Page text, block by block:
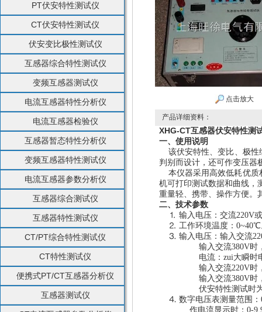
PT伏安特性测试仪
CT伏安特性测试仪
伏安变比极性测试仪
互感器综合特性测试仪
变频互感器测试仪
电流互感器特性分析仪
电流互感器检验仪
互感器暂态特性分析仪
变频互感器特性测试仪
电流互感器参数分析仪
互感器综合测试仪
互感器特性测试仪
CT/PT综合特性测试仪
CT特性测试仪
便携式PT/CT互感器分析仪
互感器测试仪
点击放大
产品详细资料：
XHG-CT互感器伏安特性测
一、使用说明
该伏安特性、变比、极
判别而设计，还可作变压器
本仪器采用高效低耗优
机可打印测试数据和曲线，
重量轻、携带、操作方便。
二、技术参数
⒈ 输入电压：交流220V
⒉ 工作环境温度：0~40℃
⒊ 输入电压：输入交流
输入交流380V时
电流：zui大瞬时
输入交流220V时
输入交流380V时
伏安特性测试时
⒋ 数字电压表测量范围：
作电流显示时： 0-